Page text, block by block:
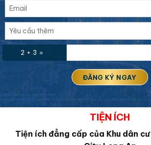
2 + 3 =
TIỆN ÍCH
Tiện ích đẳng cấp của Khu dân cư